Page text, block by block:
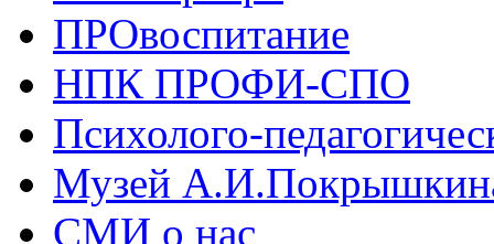
ПРОвоспитание
НПК ПРОФИ-СПО
Психолого-
Музей
СМИ о нас